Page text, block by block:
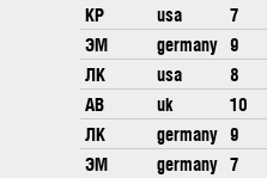
КР
usa 7
ЭМ
germany 9
ЛК
usa 8
АВ
uk 10
ЛК
germany 9
ЭМ
germany 7